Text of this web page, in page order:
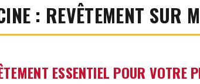
: REVÊTEMENT SUR
ESSENTIEL POUR VOTRE